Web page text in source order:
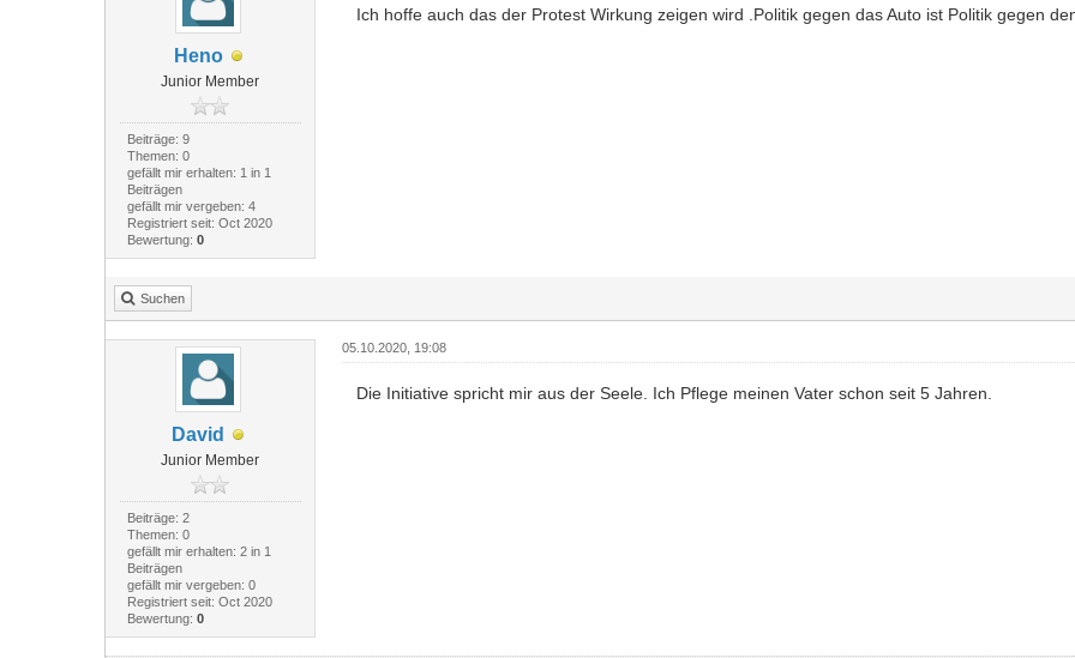
Heno
Junior Member
Beiträge: 9
Themen: 0
gefällt mir erhalten: 1 in 1
Beiträgen
gefällt mir vergeben: 4
Registriert seit: Oct 2020
Bewertung: 0
Ich hoffe auch das der Protest Wirkung zeigen wird .Politik gegen das Auto ist Politik gegen
Suchen
David
Junior Member
Beiträge: 2
Themen: 0
gefällt mir erhalten: 2 in 1
Beiträgen
gefällt mir vergeben: 0
Registriert seit: Oct 2020
Bewertung: 0
05.10.2020, 19:08
Die Initiative spricht mir aus der Seele. Ich Pflege meinen Vater schon seit 5 Jahren.